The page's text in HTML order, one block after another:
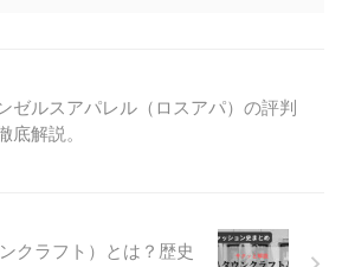
ゼルスアパレル（ロスアパ）の評判
底解説。
クラフト）とは？歴史